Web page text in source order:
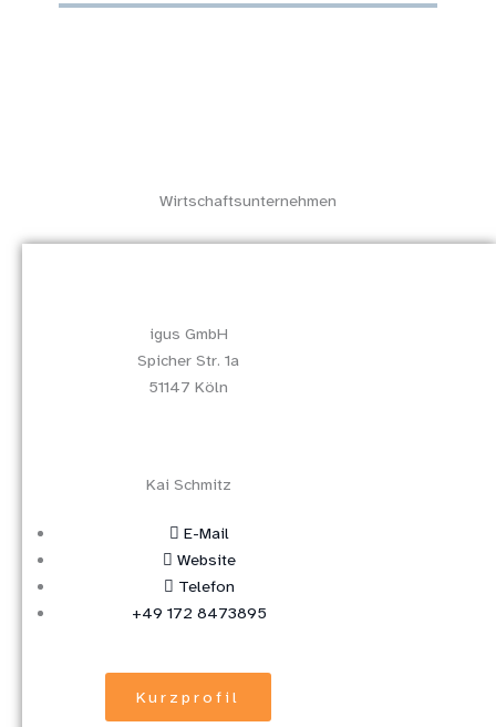
Wirtschaftsunternehmen
igus GmbH
Spicher Str. 1a
51147 Köln
Kai Schmitz
E-Mail
Website
Telefon
+49 172 8473895
Kurzprofil